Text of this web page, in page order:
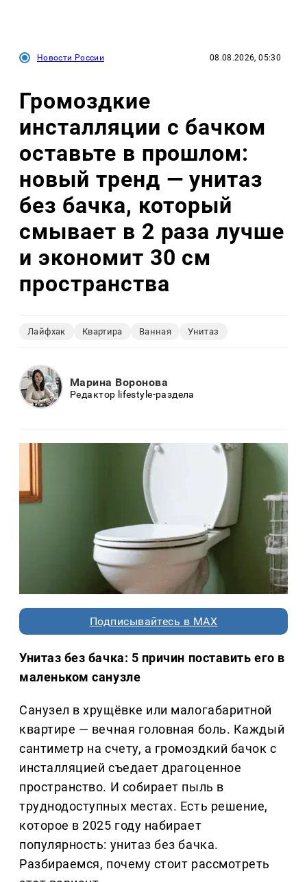
Новости России 08.08.2026, 05:30
Громоздкие
инсталляции с бачком
оставьте в прошлом:
новый тренд — унитаз
без бачка, который
смывает в 2 раза лучше
и экономит 30 см
пространства
Лайфхак Квартира Ванная Унитаз
Марина Воронова
Редактор lifestyle-раздела
Подписывайтесь в MAX
Унитаз без бачка: 5 причин поставить его в
маленьком санузле
Санузел в хрущёвке или малогабаритной
квартире — вечная головная боль. Каждый
сантиметр на счету, а громоздкий бачок с
инсталляцией съедает драгоценное
пространство. И собирает пыль в
труднодоступных местах. Есть решение,
которое в 2025 году набирает
популярность: унитаз без бачка.
Разбираемся, почему стоит рассмотреть